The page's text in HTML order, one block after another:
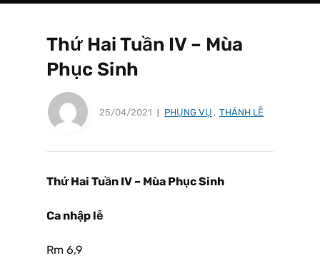
Thứ Hai Tuần IV – Mùa
Phục Sinh
25/04/2021 PHỤNG VỤ , THÁNH LỄ
Thứ Hai Tuần IV – Mùa Phục Sinh
Ca nhập lễ
Rm 6,9